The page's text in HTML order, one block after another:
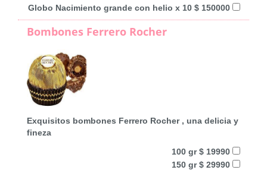
Globo Nacimiento grande con helio x 10 $ 150000
Bombones Ferrero Rocher
Exquisitos bombones Ferrero Rocher , una delicia y
fineza
100 gr $ 19990
150 gr $ 29990